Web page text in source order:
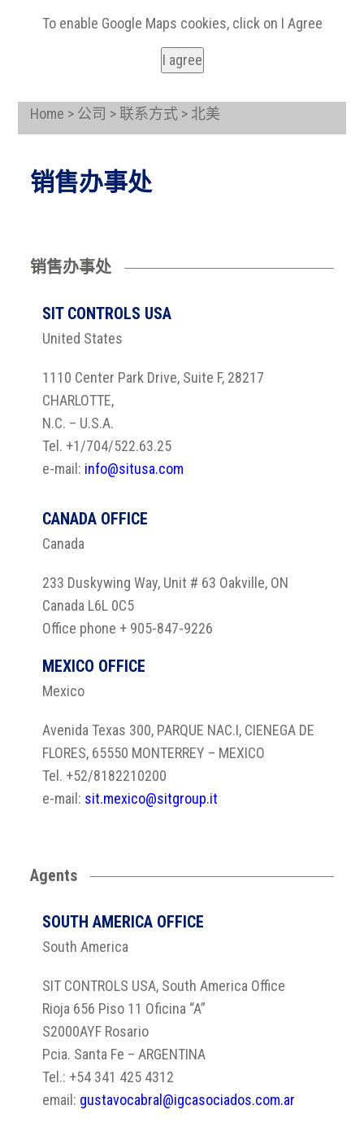
To enable Google Maps cookies, click on I Agree
I agree
Home > 公司 > 联系方式 > 北美
销售办事处
销售办事处
SIT CONTROLS USA
United States
1110 Center Park Drive, Suite F, 28217
CHARLOTTE,
N.C. – U.S.A.
Tel. +1/704/522.63.25
e-mail: info@situsa.com
CANADA OFFICE
Canada
233 Duskywing Way, Unit # 63 Oakville, ON
Canada L6L 0C5
Office phone + 905-847-9226
MEXICO OFFICE
Mexico
Avenida Texas 300, PARQUE NAC.I, CIENEGA DE
FLORES, 65550 MONTERREY – MEXICO
Tel. +52/8182210200
e-mail: sit.mexico@sitgroup.it
Agents
SOUTH AMERICA OFFICE
South America
SIT CONTROLS USA, South America Office
Rioja 656 Piso 11 Oficina “A”
S2000AYF Rosario
Pcia. Santa Fe – ARGENTINA
Tel.: +54 341 425 4312
email: gustavocabral@igcasociados.com.ar